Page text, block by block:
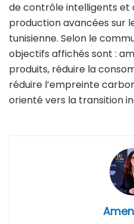
de contrôle intelligents et
production avancées sur
tunisienne. Selon le
objectifs affichés sont :
produits, réduire la
réduire l’empreinte
orienté vers la transition